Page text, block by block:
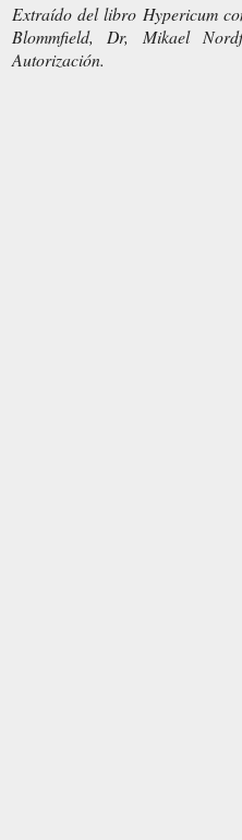
Extraído del libro Hypericum
Blommfield, Dr, Mikael
Autorización.